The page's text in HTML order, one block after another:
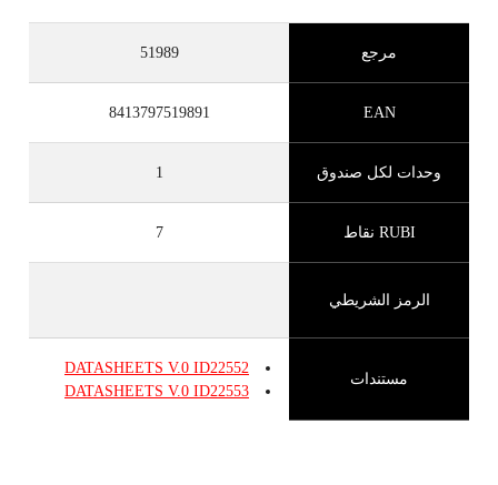
مرجع 51989
EAN
8413797519891
وحدات لكل صندوق 1
RUBI نقاط 7
الرمز الشريطي
مستندات
DATASHEETS V.0 ID22552
DATASHEETS V.0 ID22553